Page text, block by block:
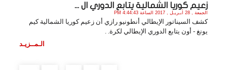
زعيم كوريا الشمالية يتابع الدوري ال ...
الجمعة , 28 أبـريـل , 2017 الساعة 4:44:43 PM
كشف السيناتور الإيطالي أنطونيو رازي أن زعيم كوريا الشمالية كيم
يونغ - أون يتابع الدوري الإيطالي لكرة. .
الـمــزيـد